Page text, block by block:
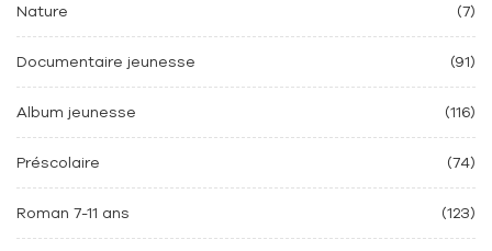
Nature (7)
Documentaire jeunesse (91)
Album jeunesse (116)
Préscolaire (74)
Roman 7-11 ans (123)